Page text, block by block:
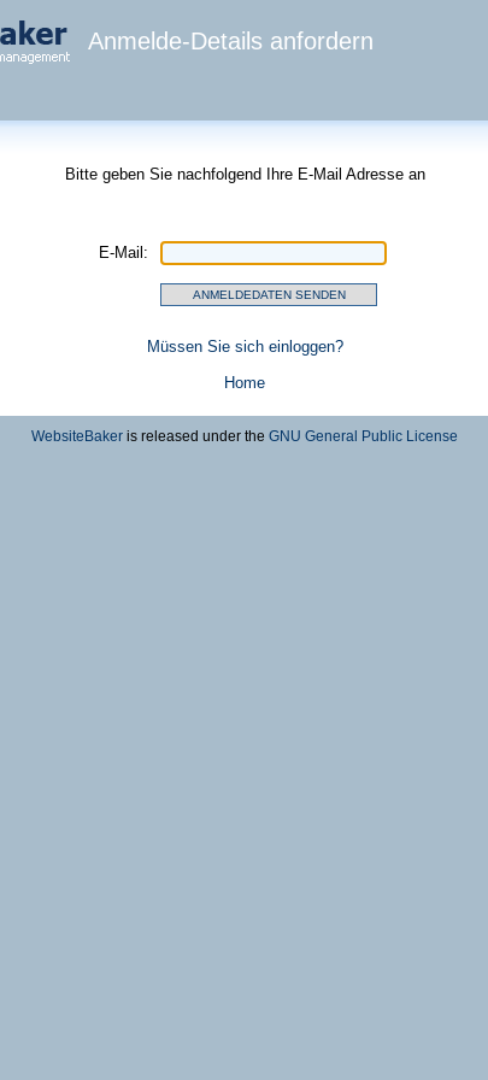
Anmelde-Details anfordern
Bitte geben Sie nachfolgend Ihre E-Mail Adresse an
E-Mail:
Müssen Sie sich einloggen?
Home
WebsiteBaker is released under the GNU General Public License